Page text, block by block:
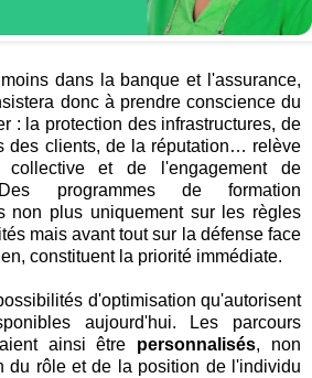
dans la banque et l'assurance,
donc à prendre conscience du
: la protection des infrastructures, de
des clients, de la réputation… relève
collective et de l'engagement de
programmes de formation
non plus uniquement sur les règles
mais avant tout sur la défense face
constituent la priorité immédiate.
d'optimisation qu'autorisent
aujourd'hui. Les parcours
ainsi être personnalisés, non
du rôle et de la position de l'individu